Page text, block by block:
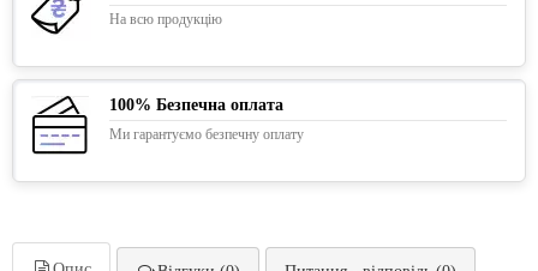
На всю продукцію
100% Безпечна оплата
Ми гарантуємо безпечну оплату